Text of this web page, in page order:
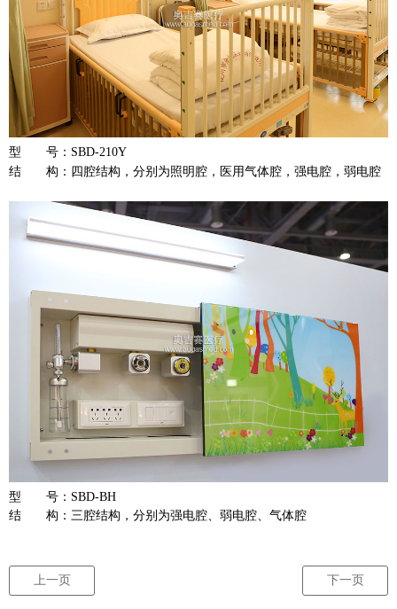
型 号：SBD-210Y
结 构：四腔结构，分别为照明腔，医用气体腔，强电腔，弱电腔
型 号：SBD-BH
结 构： 三腔结构，分别为强电腔、弱电腔、气体腔
上一页 下一页